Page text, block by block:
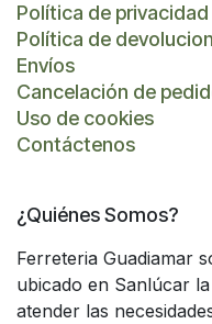
Política de privacidad
Política de
Envíos
Cancelación de
Uso de cookies
Contáctenos
¿Quiénes Somos?
Ferreteria Guadiamar
ubicado en Sanlúcar
atender las